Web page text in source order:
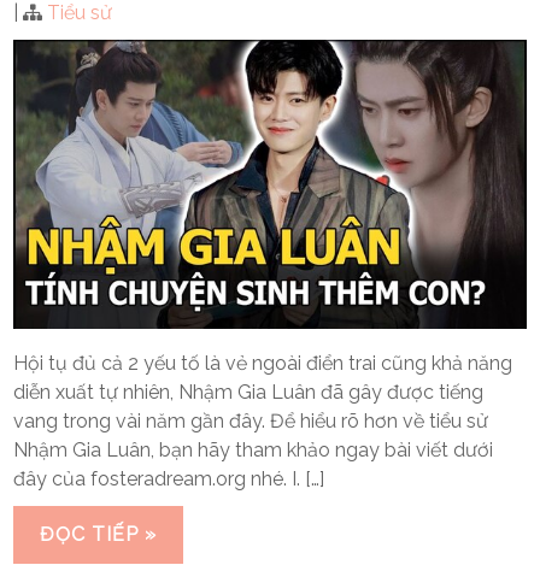
| Tiểu sử
Hội tụ đủ cả 2 yếu tố là vẻ ngoài điển trai cũng khả năng
diễn xuất tự nhiên, Nhậm Gia Luân đã gây được tiếng
vang trong vài năm gần đây. Để hiểu rõ hơn về tiểu sử
Nhậm Gia Luân, bạn hãy tham khảo ngay bài viết dưới
đây của fosteradream.org nhé. I. […]
ĐỌC TIẾP »